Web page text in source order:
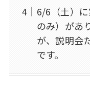
6/6（土）
のみ）があ
が、説明会
です。